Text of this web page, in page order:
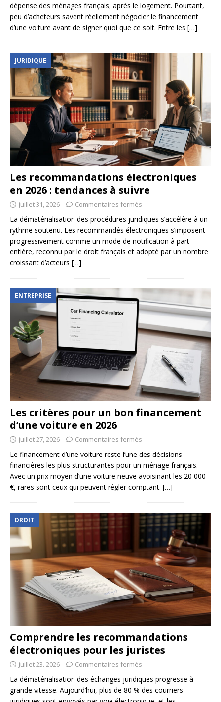
dépense des ménages français, après le logement. Pourtant,
peu d’acheteurs savent réellement négocier le financement
d’une voiture avant de signer quoi que ce soit. Entre les […]
JURIDIQUE
Les recommandations électroniques
en 2026 : tendances à suivre
juillet 31, 2026 Commentaires fermés
La dématérialisation des procédures juridiques s’accélère à un
rythme soutenu. Les recommandés électroniques s’imposent
progressivement comme un mode de notification à part
entière, reconnu par le droit français et adopté par un nombre
croissant d’acteurs […]
ENTREPRISE
Les critères pour un bon financement
d’une voiture en 2026
juillet 27, 2026 Commentaires fermés
Le financement d’une voiture reste l’une des décisions
financières les plus structurantes pour un ménage français.
Avec un prix moyen d’une voiture neuve avoisinant les 20 000
€, rares sont ceux qui peuvent régler comptant. […]
DROIT
Comprendre les recommandations
électroniques pour les juristes
juillet 23, 2026 Commentaires fermés
La dématérialisation des échanges juridiques progresse à
grande vitesse. Aujourd’hui, plus de 80 % des courriers